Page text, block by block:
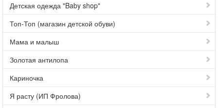
Детская одежда "Baby shop"
Топ-Топ (магазин детской обуви)
Мама и малыш
Золотая антилопа
Кариночка
Я расту (ИП Фролова)